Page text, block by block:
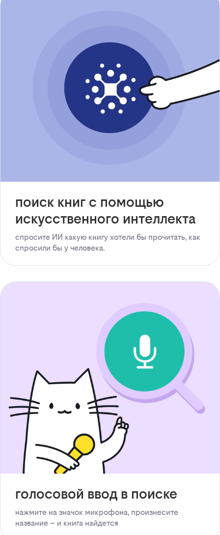
поиск книг с помощью
искусственного интеллекта
спросите ИИ какую книгу хотели бы прочитать, как
спросили бы у человека.
голосовой ввод в поиске
нажмите на значок микрофона, произнесите
название – и книга найдется